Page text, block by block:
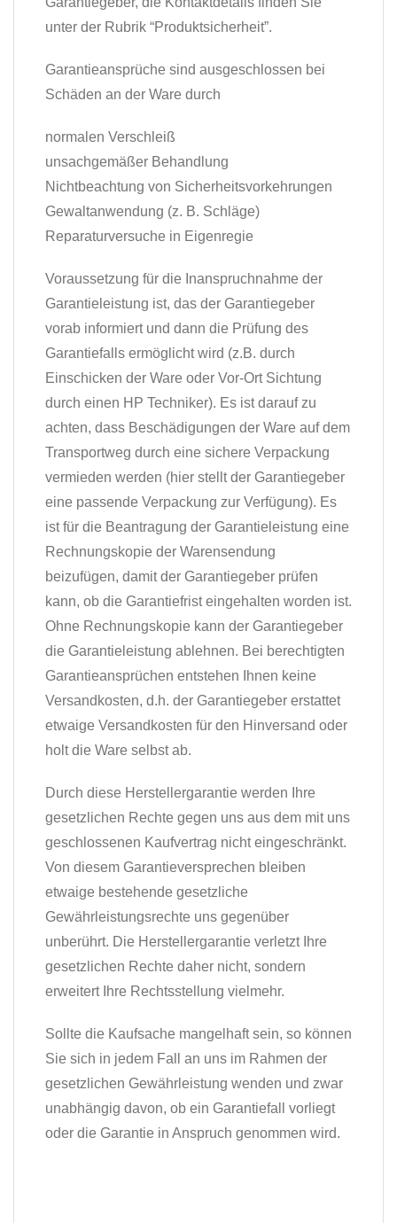
unter der Rubrik “Produktsicherheit”.
Garantieansprüche sind ausgeschlossen bei
Schäden an der Ware durch
normalen Verschleiß
unsachgemäßer Behandlung
Nichtbeachtung von Sicherheitsvorkehrungen
Gewaltanwendung (z. B. Schläge)
Reparaturversuche in Eigenregie
Voraussetzung für die Inanspruchnahme der
Garantieleistung ist, das der Garantiegeber
vorab informiert und dann die Prüfung des
Garantiefalls ermöglicht wird (z.B. durch
Einschicken der Ware oder Vor-Ort Sichtung
durch einen HP Techniker). Es ist darauf zu
achten, dass Beschädigungen der Ware auf dem
Transportweg durch eine sichere Verpackung
vermieden werden (hier stellt der Garantiegeber
eine passende Verpackung zur Verfügung). Es
ist für die Beantragung der Garantieleistung eine
Rechnungskopie der Warensendung
beizufügen, damit der Garantiegeber prüfen
kann, ob die Garantiefrist eingehalten worden ist.
Ohne Rechnungskopie kann der Garantiegeber
die Garantieleistung ablehnen. Bei berechtigten
Garantieansprüchen entstehen Ihnen keine
Versandkosten, d.h. der Garantiegeber erstattet
etwaige Versandkosten für den Hinversand oder
holt die Ware selbst ab.
Durch diese Herstellergarantie werden Ihre
gesetzlichen Rechte gegen uns aus dem mit uns
geschlossenen Kaufvertrag nicht eingeschränkt.
Von diesem Garantieversprechen bleiben
etwaige bestehende gesetzliche
Gewährleistungsrechte uns gegenüber
unberührt. Die Herstellergarantie verletzt Ihre
gesetzlichen Rechte daher nicht, sondern
erweitert Ihre Rechtsstellung vielmehr.
Sollte die Kaufsache mangelhaft sein, so können
Sie sich in jedem Fall an uns im Rahmen der
gesetzlichen Gewährleistung wenden und zwar
unabhängig davon, ob ein Garantiefall vorliegt
oder die Garantie in Anspruch genommen wird.